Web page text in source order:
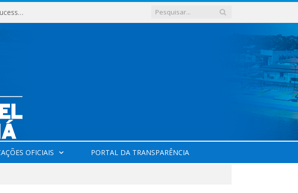
São Miguel do Guamá encerra os Jogos de Verão 2026 com sucesso de público e competições.
OFICIAIS PORTAL DA TRANSPARÊNCIA